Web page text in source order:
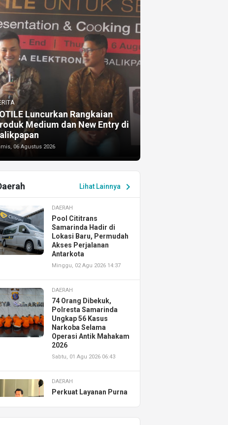
Luncurkan Rangkaian
Medium dan New Entry di
06 Agustus 2026
Lihat Lainnya chevron_right
DAERAH
Pool Cititrans
Samarinda Hadir di
Lokasi Baru, Permudah
Akses Perjalanan
Antarkota
Minggu, 02 Agu 2026 14:37
DAERAH
74 Orang Dibekuk,
Polresta Samarinda
Ungkap 56 Kasus
Narkoba Selama
Operasi Antik Mahakam
2026
Sabtu, 01 Agu 2026 06:43
DAERAH
Perkuat Layanan Purna
Resmikan AHASS